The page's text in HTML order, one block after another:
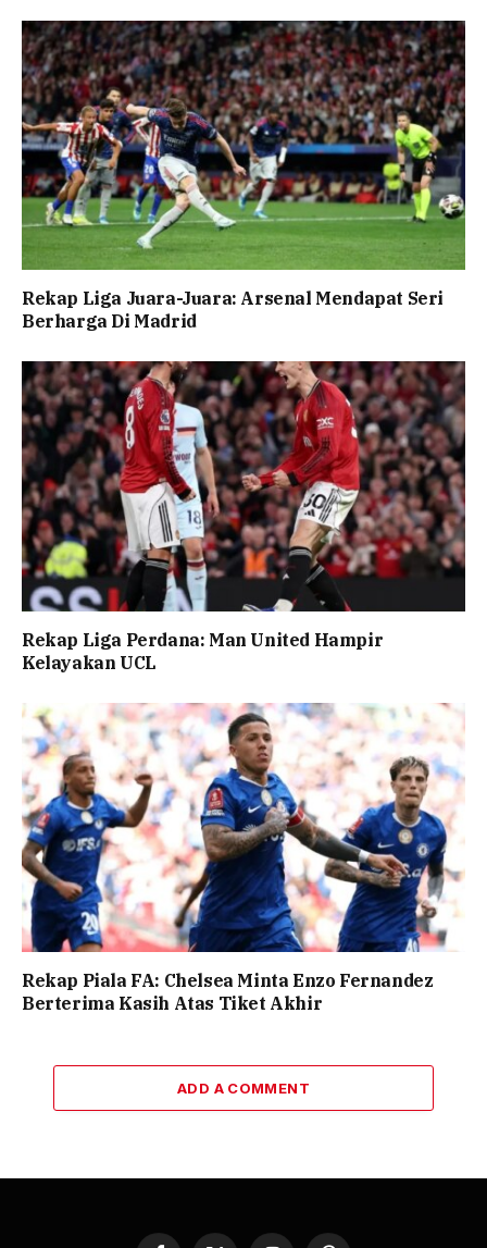
Rekap Liga Juara-Juara: Arsenal Mendapat Seri
Berharga Di Madrid
Rekap Liga Perdana: Man United Hampir
Kelayakan UCL
Rekap Piala FA: Chelsea Minta Enzo Fernandez
Berterima Kasih Atas Tiket Akhir
ADD A COMMENT